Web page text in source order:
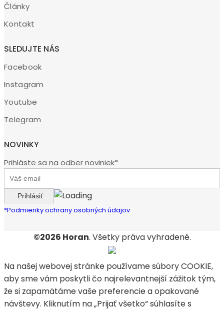
Články
Kontakt
SLEDUJTE NÁS
Facebook
Instagram
Youtube
Telegram
NOVINKY
Prihláste sa na odber noviniek*
*Podmienky ochrany osobných údajov
©2026 Horan. Všetky práva vyhradené.
Na našej webovej stránke používame súbory COOKIE,
aby sme vám poskytli čo najrelevantnejší zážitok tým,
že si zapamätáme vaše preferencie a opakované
návštevy. Kliknutím na „Prijať všetko“ súhlasíte s